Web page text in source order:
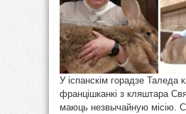
У іспанскім горадзе Таледа
францішканкі з кляштара
маюць незвычайную місію.